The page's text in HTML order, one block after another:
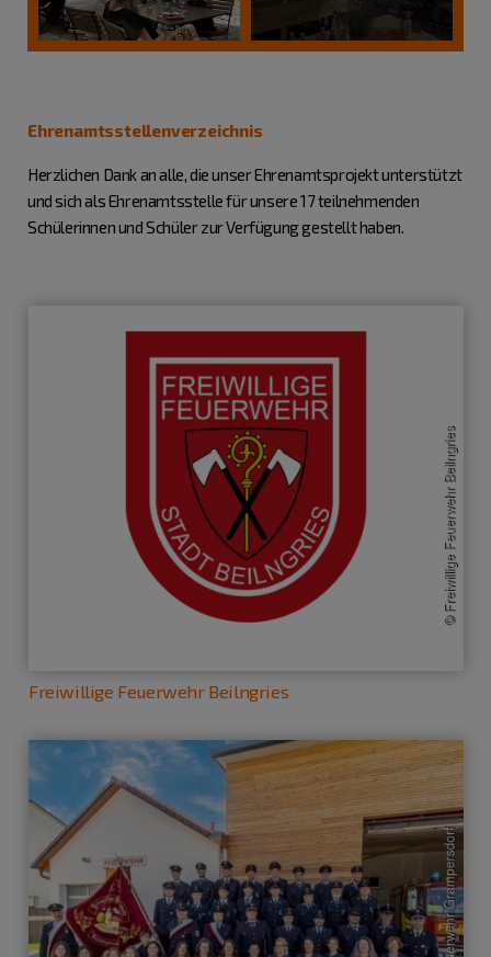
Ehrenamtsstellenverzeichnis
Herzlichen Dank an alle, die unser Ehrenamtsprojekt unterstützt
und sich als Ehrenamtsstelle für unsere 17 teilnehmenden
Schülerinnen und Schüler zur Verfügung gestellt haben.
Freiwillige Feuerwehr Beilngries